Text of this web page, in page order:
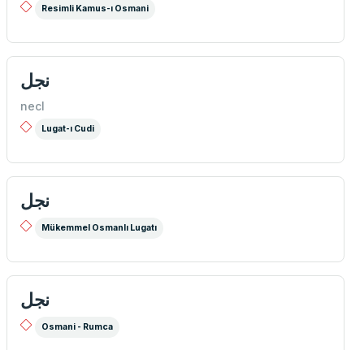
Resimli Kamus-ı Osmani
نجل
necl
Lugat-ı Cudi
نجل
Mükemmel Osmanlı Lugatı
نجل
Osmani - Rumca